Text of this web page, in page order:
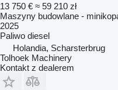
13 750 € ≈ 59 210 zł
Maszyny budowlane -
2025
Paliwo diesel
Holandia, Scharsterbrug
Tolhoek Machinery
Kontakt z dealerem